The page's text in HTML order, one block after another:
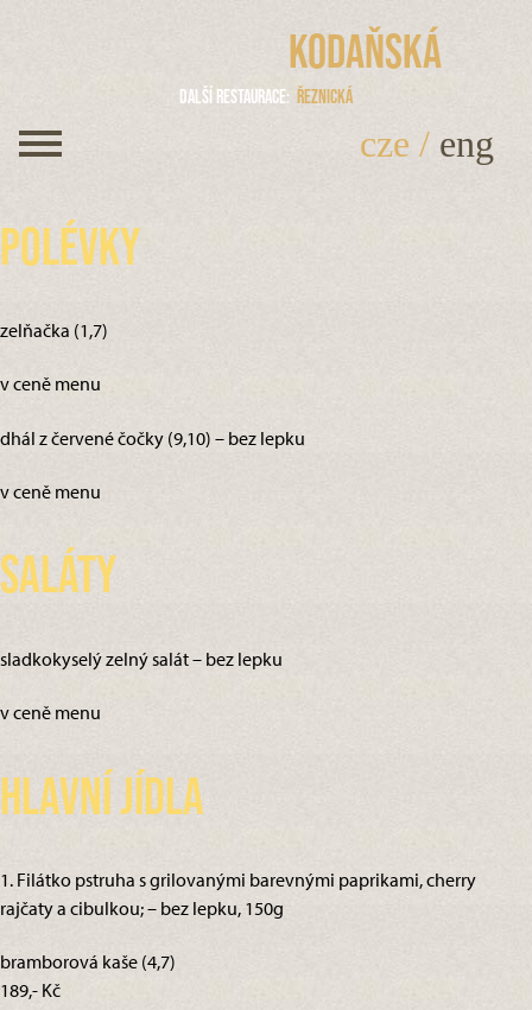
Kodaňská
Další restaurace Řeznická
cze / eng
Polévky
zelňačka (1,7)
v ceně menu
dhál z červené čočky (9,10) – bez lepku
v ceně menu
Saláty
sladkokyselý zelný salát – bez lepku
v ceně menu
Hlavní jídla
1. Filátko pstruha s grilovanými barevnými paprikami, cherry
rajčaty a cibulkou; – bez lepku, 150g
bramborová kaše (4,7)
189,- Kč